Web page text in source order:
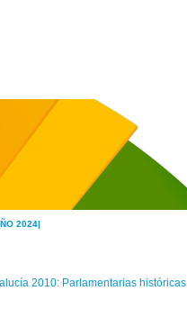
2024|
2010: Parlamentarias históricas